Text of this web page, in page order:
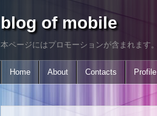
blog of mobile
本ページにはプロモーションが含まれます。
Home About Contacts Profile